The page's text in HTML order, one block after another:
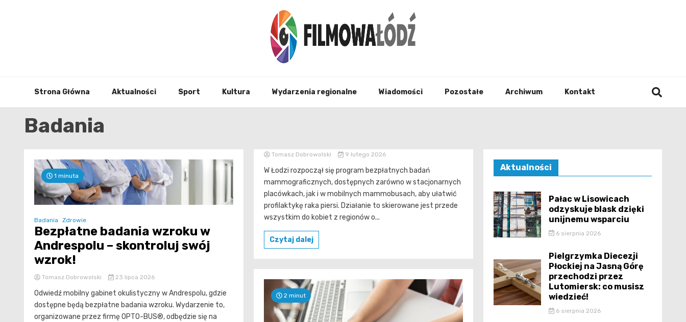
Strona Główna Aktualności Sport Kultura Wydarzenia regionalne Wiadomości Pozostałe Archiwum Kontakt
Badania
1 minuta
Badania Zdrowie
Bezpłatne badania wzroku w
Andrespolu – skontroluj swój
wzrok!
Tomasz Dobrowolski 23 lipca 2026
Odwiedź mobilny gabinet okulistyczny w Andrespolu, gdzie
dostępne będą bezpłatne badania wzroku. Wydarzenie to,
organizowane przez firmę OPTO-BUS®, odbędzie się na
Tomasz Dobrowolski 9 lutego 2026
W Łodzi rozpoczął się program bezpłatnych badań
mammograficznych, dostępnych zarówno w stacjonarnych
placówkach, jak i w mobilnych mammobusach, aby ułatwić
profilaktykę raka piersi. Działanie to skierowane jest przede
wszystkim do kobiet z regionów o...
Czytaj dalej
2 minut
Aktualności
Pałac w Lisowicach
odzyskuje blask dzięki
unijnemu wsparciu
6 sierpnia 2026
Pielgrzymka Diecezji
Płockiej na Jasną Górę
przechodzi przez
Lutomiersk: co musisz
wiedzieć!
6 sierpnia 2026